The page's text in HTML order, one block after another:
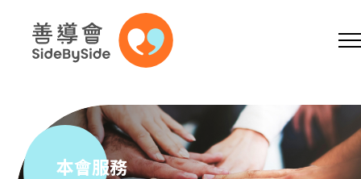
跳到內容（按回車鍵）
A A A EN 繁 简
本會服務